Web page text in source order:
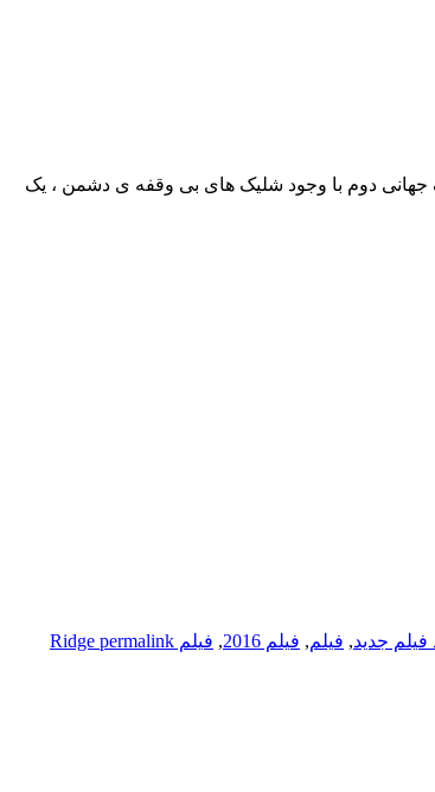
دوم با وجود شلیک های بی وقفه ی دشمن ، یک
فیلم جدید, فیلم, فیلم 2016 , فیلم Ridge permalink